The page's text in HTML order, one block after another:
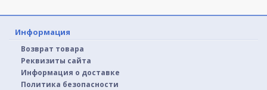
Информация
Возврат товара
Реквизиты сайта
Информация о доставке
Политика безопасности